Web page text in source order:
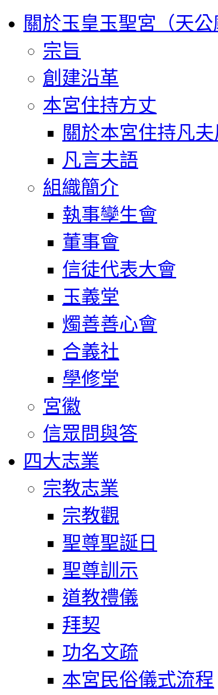
關於玉皇玉聖宮（天
宗旨
創建沿革
本宮住持方丈
關於本宮住持凡
凡言夫語
組織簡介
執事孿生會
董事會
信徒代表大會
玉義堂
燭善善心會
合義社
學修堂
宮徽
信眾問與答
四大志業
宗教志業
宗教觀
聖尊聖誕日
聖尊訓示
道教禮儀
拜契
功名文疏
本宮民俗儀式流程